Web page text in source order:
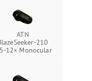
Подробнее →
Подробнее →
ATN
Monocular